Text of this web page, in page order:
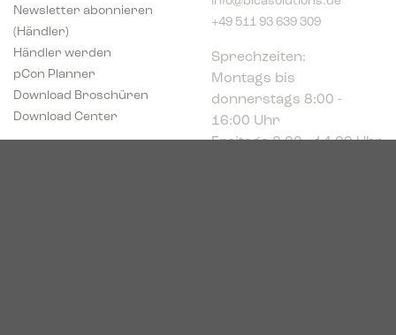
+49 511 93 639 309
Montags bis
donnerstags 8:00 -
16:00 Uhr
Freitags 8:00 - 14:00 Uhr